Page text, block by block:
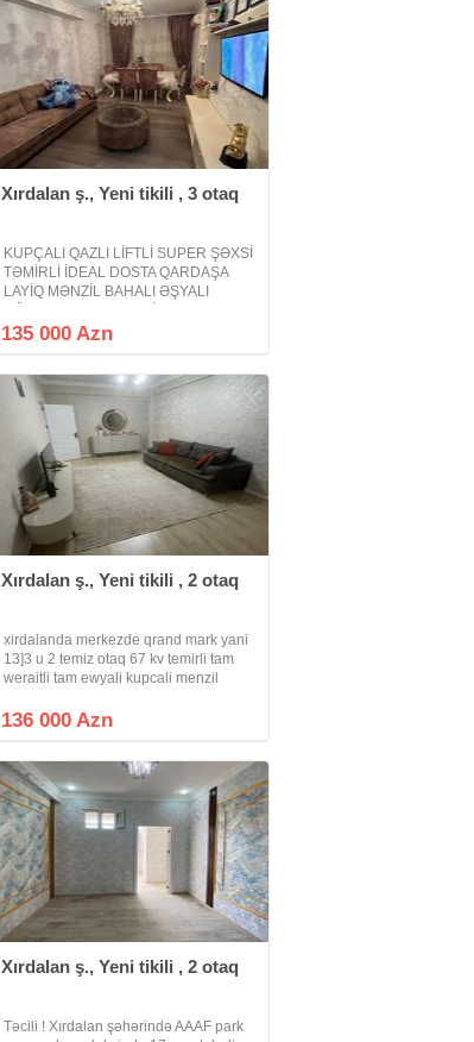
Xırdalan ş., Yeni tikili , 3 otaq
KUPÇALI QAZLI LİFTLİ SUPER ŞƏXSİ
TƏMİRLİ İDEAL DOSTA QARDAŞA
LAYİQ MƏNZİL BAHALI ƏŞYALI
şəhəri Bakı - Sumqayıt yolunun
135 000 Azn
Xırdalan ş., Yeni tikili , 2 otaq
xirdalanda merkezde qrand mark yani
13]3 u 2 temiz otaq 67 kv temirli tam
weraitli tam ewyali kupcali menzil
136 000 Azn
Xırdalan ş., Yeni tikili , 2 otaq
Təcili ! Xırdalan şəhərində AAAF park